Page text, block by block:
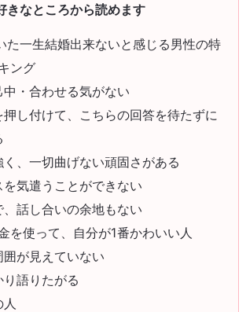
きなところから読めます
た一生結婚出来ないと感じる男性の特
ング
中・合わせる気がない
押し付けて、こちらの回答を待たずに
く、一切曲げない頑固さがある
気遣うことができない
話し合いの余地もない
を使って、自分が1番かわいい人
が見えていない
語りたがる